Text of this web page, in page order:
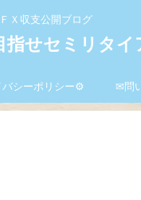
Ｘ収支公開ブログ
せセミリタイ
シーポリシー⚙ ✉問